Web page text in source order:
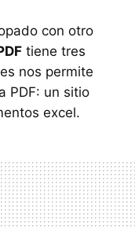
con otro
tiene tres
nos permite
PDF: un sitio
excel.